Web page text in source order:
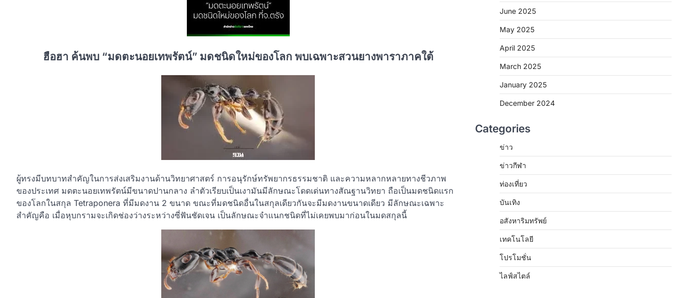
ฮือฮา ค้นพบ “มดตะนอยเทพรัตน์” มดชนิดใหม่ของโลก พบเฉพาะสวนยางพาราภาคใต้
ผู้ทรงมีบทบาทสำคัญในการส่งเสริมงานด้านวิทยาศาสตร์ การอนุรักษ์ทรัพยากรธรรมชาติ และความหลากหลายทางชีวภาพ
ของประเทศ มดตะนอยเทพรัตน์มีขนาดปานกลาง ลำตัวเรียบเป็นเงามันมีลักษณะโดดเด่นทางสัณฐานวิทยา ถือเป็นมดชนิดแรก
ของโลกในสกุล Tetraponera ที่มีมดงาน 2 ขนาด ขณะที่มดชนิดอื่นในสกุลเดียวกันจะมีมดงานขนาดเดียว มีลักษณะเฉพาะ
สำคัญคือ เมื่อหุบกรามจะเกิดช่องว่างระหว่างซี่ฟันชัดเจน เป็นลักษณะจำแนกชนิดที่ไม่เคยพบมาก่อนในมดสกุลนี้
June 2025
May 2025
April 2025
March 2025
January 2025
December 2024
Categories
ข่าว
ข่าวกีฬา
ท่องเที่ยว
บันเทิง
อสังหาริมทรัพย์
เทคโนโลยี
โปรโมชั่น
ไลฟ์สไตล์